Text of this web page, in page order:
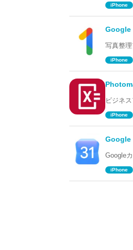
iPhone
Google
写真整理
iPhone
ビジネ
iPhone
Google
Google
iPhone